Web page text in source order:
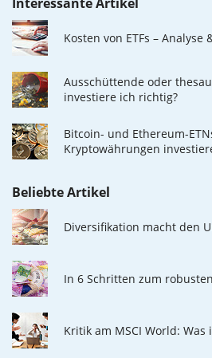
Kosten von ETFs – Analyse
Ausschüttende oder
investiere ich richtig?
Bitcoin- und Ethereum-
Kryptowährungen
Beliebte Artikel
Diversifikation macht den
In 6 Schritten zum
Kritik am MSCI World: Was